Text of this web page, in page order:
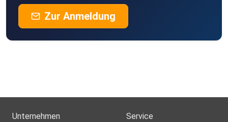
Zur Anmeldung
Unternehmen Service